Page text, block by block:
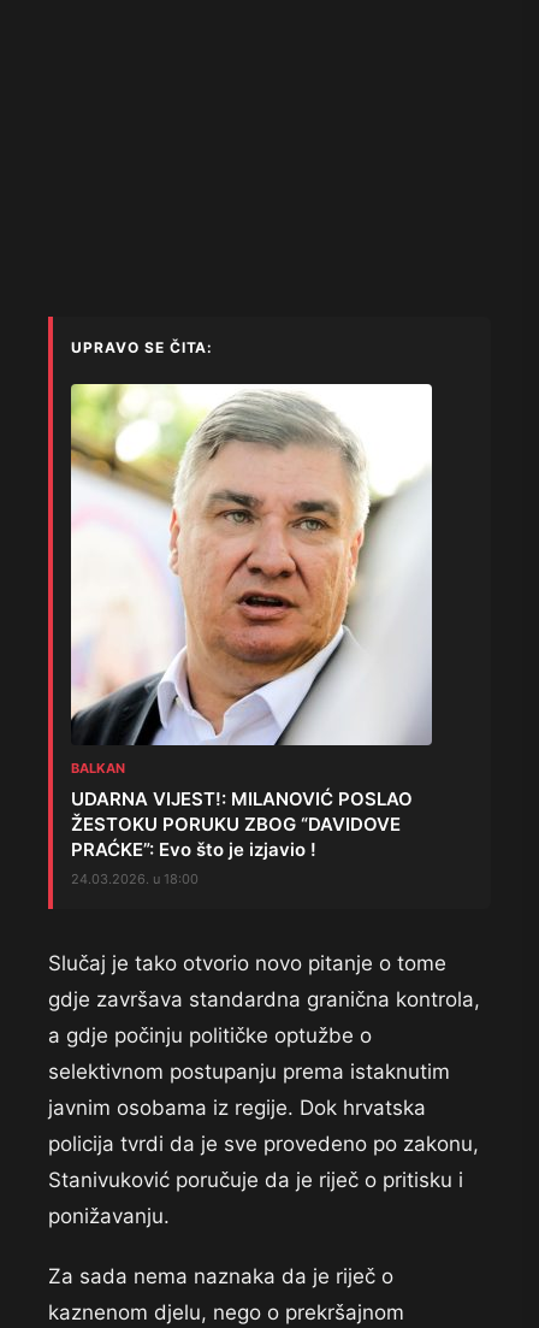
UPRAVO SE ČITA:
BALKAN
UDARNA VIJEST!: MILANOVIĆ POSLAO
ŽESTOKU PORUKU ZBOG “DAVIDOVE
PRAĆKE”: Evo što je izjavio !
24.03.2026. u 18:00
Slučaj je tako otvorio novo pitanje o tome
gdje završava standardna granična kontrola,
a gdje počinju političke optužbe o
selektivnom postupanju prema istaknutim
javnim osobama iz regije. Dok hrvatska
policija tvrdi da je sve provedeno po zakonu,
Stanivuković poručuje da je riječ o pritisku i
ponižavanju.
Za sada nema naznaka da je riječ o
kaznenom djelu, nego o prekršajnom